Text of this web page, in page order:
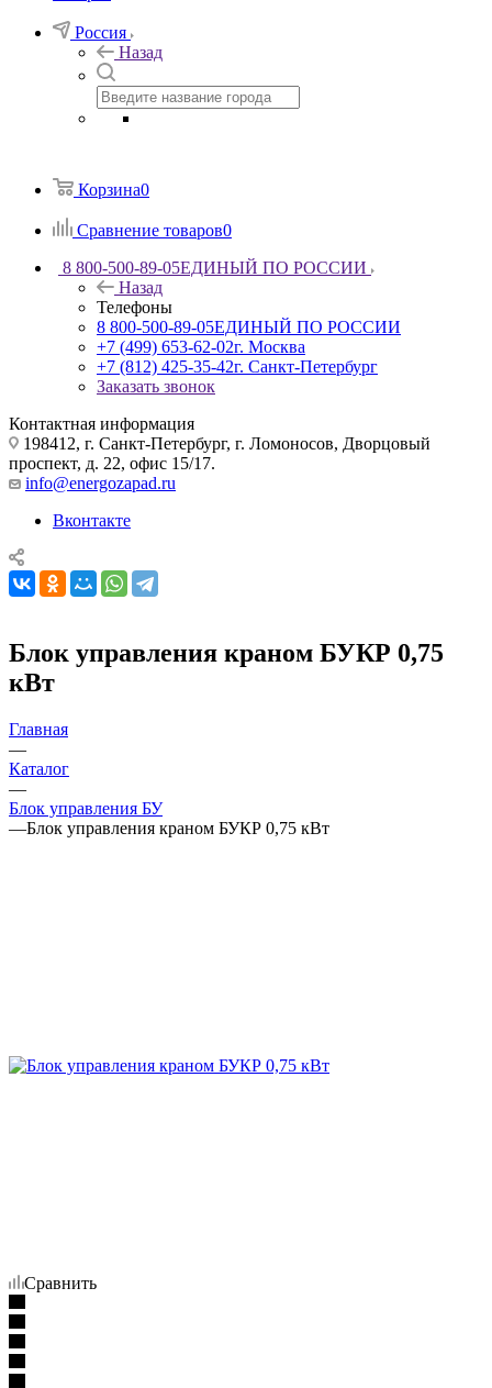
Россия
Назад
Корзина0
Сравнение товаров0
8 800-500-89-05ЕДИНЫЙ ПО РОССИИ
Назад
Телефоны
8 800-500-89-05ЕДИНЫЙ ПО РОССИИ
+7 (499) 653-62-02г. Москва
+7 (812) 425-35-42г. Санкт-Петербург
Заказать звонок
Контактная информация
198412, г. Санкт-Петербург, г. Ломоносов, Дворцовый
проспект, д. 22, офис 15/17.
info@energozapad.ru
Вконтакте
Блок управления краном БУКР 0,75
кВт
Главная
—
Каталог
—
Блок управления БУ
—Блок управления краном БУКР 0,75 кВт
Сравнить